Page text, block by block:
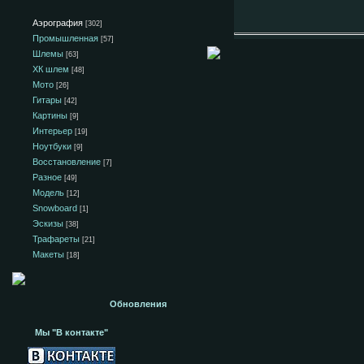
Аэрография [302]
Промышленная [57]
Шлемы [63]
ХК шлем [48]
Мото [26]
Гитары [42]
Картины [9]
Интерьер [19]
Ноутбуки [9]
Восстановление [7]
Разное [49]
Модель [12]
Snowboard [1]
Эскизы [38]
Трафареты [21]
Макеты [18]
Обновления
Мы "В контакте"